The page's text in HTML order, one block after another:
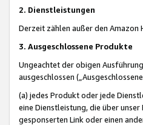
2. Dienstleistungen
Derzeit zählen außer den Amazon
3. Ausgeschlossene Produkte
Ungeachtet der obigen
ausgeschlossen
(a) jedes Produkt oder jede
eine Dienstleistung, die über
gesponserten Link oder einen